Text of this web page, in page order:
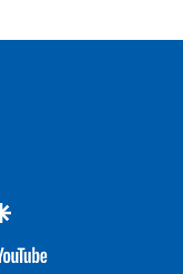
google
youtube-